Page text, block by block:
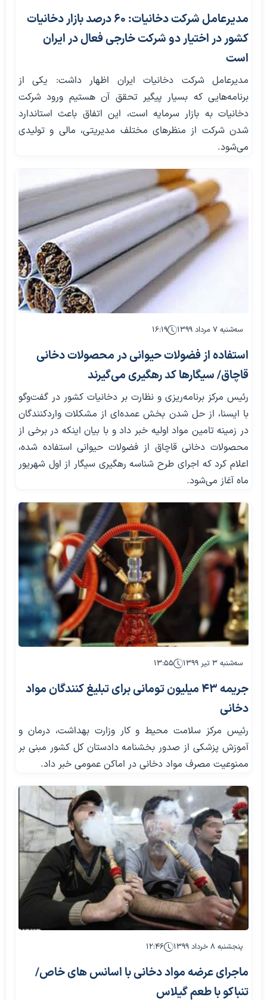
مدیرعامل شرکت دخانیات: ۶۰ درصد بازار دخانیات
کشور در اختیار دو شرکت‌ خارجی فعال در ایران
است
مدیرعامل شرکت دخانیات ایران اظهار داشت: یکی از
برنامه‌هایی که بسیار پیگیر تحقق آن هستیم ورود شرکت
دخانیات به بازار سرمایه است، این اتفاق باعث استاندارد
شدن شرکت از منظرهای مختلف مدیریتی، مالی و تولیدی
می‌شود.
سه‌شنبه ۷ مرداد ۱۳۹۹ ۱۶:۱۹
استفاده از فضولات حیوانی در محصولات دخانی
قاچاق/ سیگارها کد رهگیری می‌گیرند
رئیس مرکز برنامه‌ریزی و نظارت بر دخانیات کشور در گفت‌وگو
با ایسنا، از حل شدن بخش عمده‌ای از مشکلات واردکنندگان
در زمینه تامین مواد اولیه خبر داد و با بیان اینکه در برخی از
محصولات دخانی قاچاق از فضولات حیوانی استفاده شده،
اعلام کرد که اجرای طرح شناسه رهگیری سیگار از اول شهریور
ماه آغاز می‌شود.
سه‌شنبه ۳ تیر ۱۳۹۹ ۱۳:۵۵
جریمه 43 میلیون تومانی برای تبلیغ کنندگان مواد
دخانی
رئیس مرکز سلامت محیط و کار وزارت بهداشت، درمان و
آموزش پزشکی از صدور بخشنامه دادستان کل کشور مبنی بر
ممنوعیت مصرف مواد دخانی در اماکن عمومی خبر داد.
پنجشنبه ۸ خرداد ۱۳۹۹ ۱۲:۴۶
ماجرای عرضه مواد دخانی با اسانس های خاص/
تنباکو با طعم گیلاس